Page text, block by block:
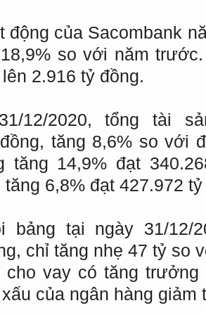
động của Sacombank
so với năm
2.916 tỷ đồng.
12/2020, tổng tài
tăng 8,6% so với
tăng 14,9% đạt
tăng 6,8% đạt 427.972
bảng tại ngày 31/12/
chỉ tăng nhẹ 47 tỷ so
vay có tăng trưởng
của ngân hàng giảm